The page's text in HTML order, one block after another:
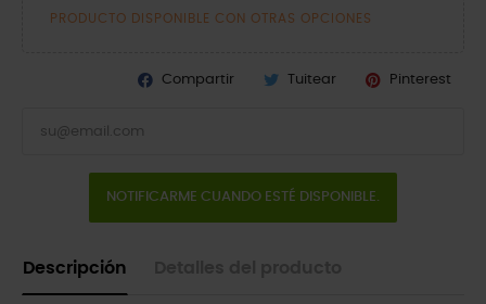
PRODUCTO DISPONIBLE CON OTRAS OPCIONES
Compartir Tuitear Pinterest
NOTIFICARME CUANDO ESTÉ DISPONIBLE.
Descripción